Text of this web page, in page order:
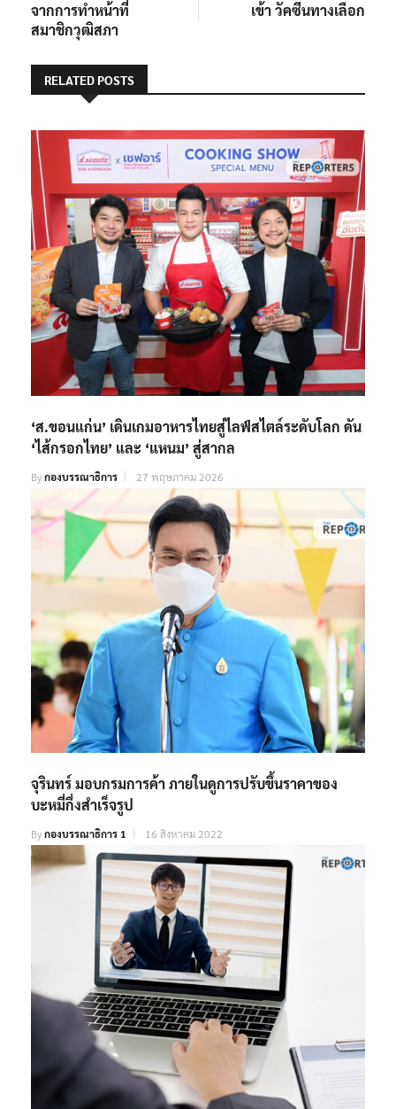
จากการทำหน้าที่
สมาชิกวุฒิสภา
เข้า วัคซีนทางเลือก
RELATED POSTS
‘ส.ขอนแก่น’ เดินเกมอาหารไทยสู่ไลฟ์สไตล์ระดับโลก ดัน
‘ไส้กรอกไทย’ และ ‘แหนม’ สู่สากล
Byกองบรรณาธิการ 27 พฤษภาคม 2026
จุรินทร์ มอบกรมการค้า ภายในดูการปรับขึ้นราคาของ
บะหมี่กึ่งสำเร็จรูป
Byกองบรรณาธิการ 1 16 สิงหาคม 2022